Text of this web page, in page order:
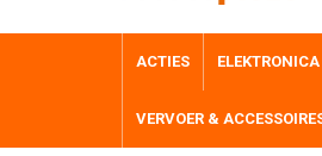
ACTIES
VERVOER &